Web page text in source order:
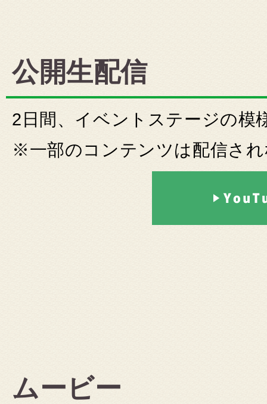
公開生配信
2日間、イベントステージの模
※一部のコンテンツは配信さ
ムービー